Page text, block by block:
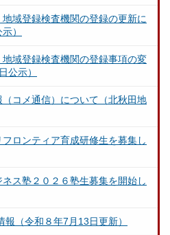
域登録検査機関の登録の更新に
）
域登録検査機関の登録事項の変
公示）
コメ通信）について（北秋田地
ロンティア育成研修生を募集し
ス塾２０２６塾生募集を開始し
（令和８年7月13日更新）